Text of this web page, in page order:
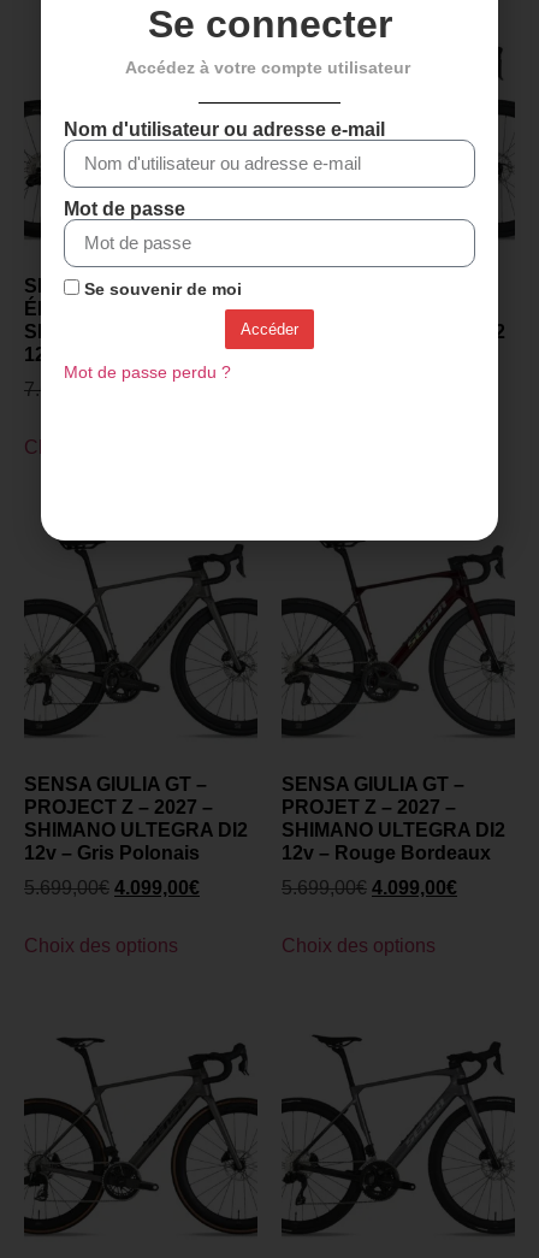
SENSA GIULIA GT –
ÉDITION RAW – 2027 –
SHIMANO ULTEGRA DI2
12v – PRISM AURORA
7.649,00
Choix des options
PROJECT Z – 2027 –
SHIMANO ULTEGRA DI2
12v – Gris Flash
SENSA GIULIA GT –
PROJECT Z – 2027 –
SHIMANO ULTEGRA DI2
12v – Gris Polonais
5.699,00€ 4.099,00€
Choix des options
SENSA GIULIA GT –
PROJET Z – 2027 –
SHIMANO ULTEGRA DI2
12v – Rouge Bordeaux
5.699,00€ 4.099,00€
Choix des options
Se connecter
Accédez à votre compte utilisateur
Nom d'utilisateur ou adresse e-mail
Mot de passe
Se souvenir de moi
Accéder
Mot de passe perdu ?